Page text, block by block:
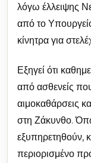
λόγω έλλειψης
από το
κίνητρα για
Εξηγεί ότι
από ασθενείς
αιμοκαθάρσεις
στη Ζάκυνθο.
εξυπηρετηθούν,
περιορισμένο